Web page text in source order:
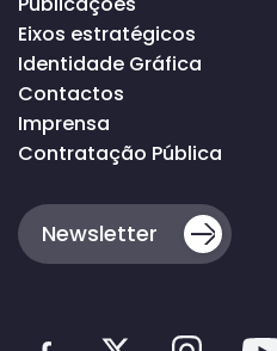
Eixos estratégicos
Identidade Gráfica
Contactos
Imprensa
Contratação Pública
Newsletter